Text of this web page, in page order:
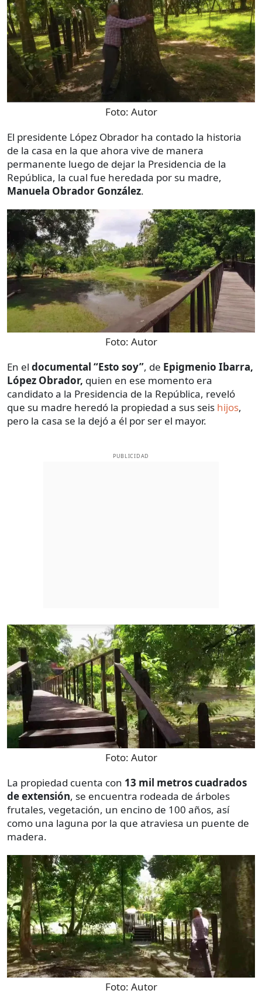
Foto: Autor
El presidente López Obrador ha contado la historia
de la casa en la que ahora vive de manera
permanente luego de dejar la Presidencia de la
República, la cual fue heredada por su madre,
Manuela Obrador González.
Foto: Autor
En el documental “Esto soy”, de Epigmenio Ibarra,
López Obrador, quien en ese momento era
candidato a la Presidencia de la República, reveló
que su madre heredó la propiedad a sus seis hijos,
pero la casa se la dejó a él por ser el mayor.
PUBLICIDAD
Foto: Autor
La propiedad cuenta con 13 mil metros cuadrados
de extensión, se encuentra rodeada de árboles
frutales, vegetación, un encino de 100 años, así
como una laguna por la que atraviesa un puente de
madera.
Foto: Autor